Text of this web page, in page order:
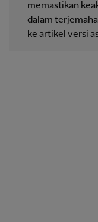
memastikan
dalam
ke artikel versi